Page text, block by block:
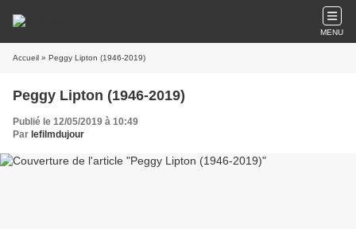
MENU
Accueil » Peggy Lipton (1946-2019)
Peggy Lipton (1946-2019)
Publié le 12/05/2019 à 10:49
Par lefilmdujour